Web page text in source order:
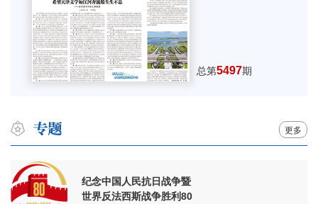
总第5497期
更多
纪念中国人民抗日战争暨
世界反法西斯战争胜利80